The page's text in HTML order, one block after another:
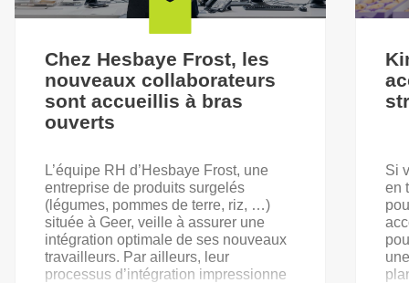
Chez Hesbaye Frost, les
nouveaux collaborateurs
sont accueillis à bras
ouverts
L’équipe RH d’Hesbaye Frost, une
entreprise de produits surgelés
(légumes, pommes de terre, riz, …)
située à Geer, veille à assurer une
intégration optimale de ses nouveaux
travailleurs. Par ailleurs, leur
processus d’intégration impressionne
Si
en